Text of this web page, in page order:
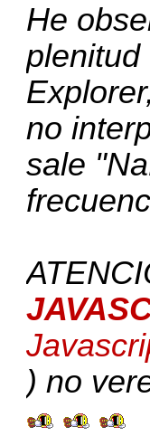
He
plenitud
no
sale
) no